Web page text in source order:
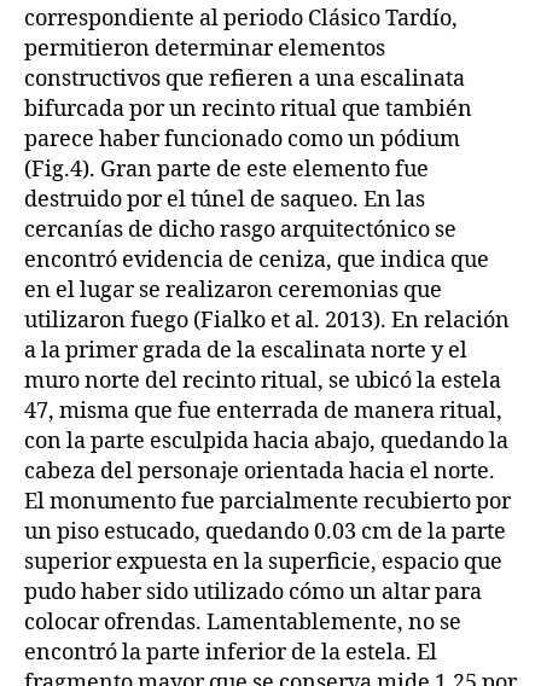
correspondiente al periodo Clásico Tardío,
permitieron determinar elementos
constructivos que refieren a una escalinata
bifurcada por un recinto ritual que también
parece haber funcionado como un pódium
(Fig.4). Gran parte de este elemento fue
destruido por el túnel de saqueo. En las
cercanías de dicho rasgo arquitectónico se
encontró evidencia de ceniza, que indica que
en el lugar se realizaron ceremonias que
utilizaron fuego (Fialko et al. 2013). En relación
a la primer grada de la escalinata norte y el
muro norte del recinto ritual, se ubicó la estela
47, misma que fue enterrada de manera ritual,
con la parte esculpida hacia abajo, quedando la
cabeza del personaje orientada hacia el norte.
El monumento fue parcialmente recubierto por
un piso estucado, quedando 0.03 cm de la parte
superior expuesta en la superficie, espacio que
pudo haber sido utilizado cómo un altar para
colocar ofrendas. Lamentablemente, no se
encontró la parte inferior de la estela. El